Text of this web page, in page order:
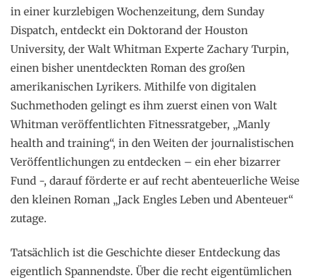
in einer kurzlebigen Wochenzeitung, dem Sunday
Dispatch, entdeckt ein Doktorand der Houston
University, der Walt Whitman Experte Zachary Turpin,
einen bisher unentdeckten Roman des großen
amerikanischen Lyrikers. Mithilfe von digitalen
Suchmethoden gelingt es ihm zuerst einen von Walt
Whitman veröffentlichten Fitnessratgeber, „Manly
health and training“, in den Weiten der journalistischen
Veröffentlichungen zu entdecken – ein eher bizarrer
Fund -, darauf förderte er auf recht abenteuerliche Weise
den kleinen Roman „Jack Engles Leben und Abenteuer“
zutage.
Tatsächlich ist die Geschichte dieser Entdeckung das
eigentlich Spannendste. Über die recht eigentümlichen